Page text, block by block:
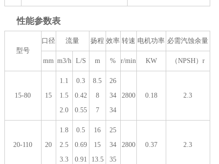
性能参数表
型号
口径 流量 扬程 效率 转速 电机功率 必需汽蚀余量
mm m3/h L/S m % r/min KW （NPSH）r
15-80 15
1.1
1.5
2.0
0.3
0.42
0.55
8.5
8
7
26
34
34
2800 0.18 2.3
20-110 20
1.8
2.5
3.3
0.5
0.69
0.91
16
15
13.5
25
34
35
2800 0.37 2.3